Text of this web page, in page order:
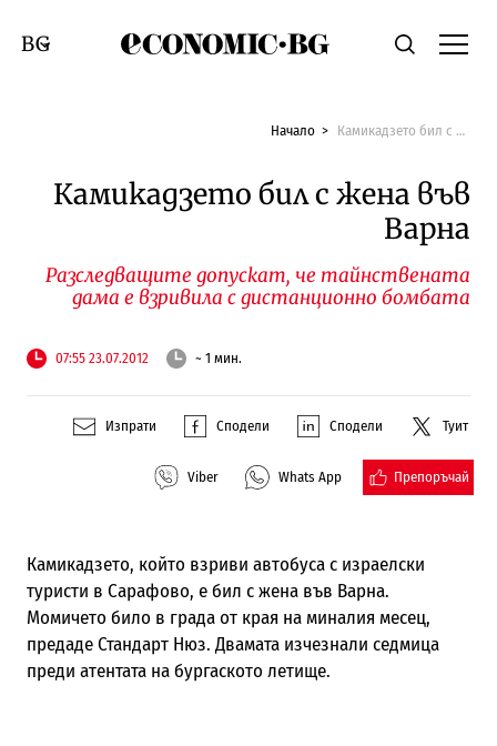
Economic.bgТърсене
Смяна на език
Начало Камикадзето бил с жена във Варна
Камикадзето бил с жена във
Варна
Разследващите допускат, че тайнствената
дама е взривила с дистанционно бомбата
07:55 23.07.2012 ~ 1 мин.
Изпрати Сподели Сподели Туит
Viber Whats App Препоръчай
Камикадзето, който взриви автобуса с израелски
туристи в Сарафово, е бил с жена във Варна.
Момичето било в града от края на миналия месец,
предаде Стандарт Нюз. Двамата изчезнали седмица
преди атентата на бургаското летище.